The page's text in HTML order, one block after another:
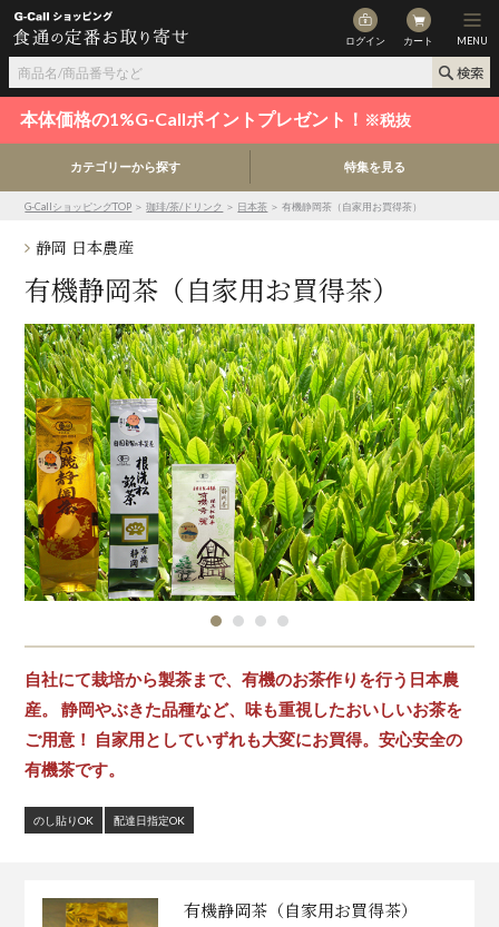
ログイン カート MENU
本体価格の1%G-Callポイントプレゼント！ ※税抜
カテゴリーから探す 特集を見る
G-CallショッピングTOP ＞珈琲/茶/ドリンク ＞ 日本茶 ＞ 有機静岡茶（自家用お買得茶）
静岡 日本農産
有機静岡茶（自家用お買得茶）
自社にて栽培から製茶まで、有機のお茶作りを行う日本農
産。 静岡やぶきた品種など、味も重視したおいしいお茶を
ご用意！ 自家用としていずれも大変にお買得。安心安全の
有機茶です。
のし貼りOK 配達日指定OK
有機静岡茶（自家用お買得茶）